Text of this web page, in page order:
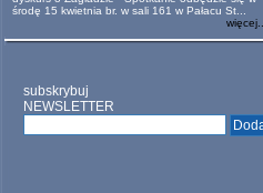
środę 15 kwietnia br. w sali 161 w Pałacu St...
więcej...
subskrybuj
NEWSLETTER